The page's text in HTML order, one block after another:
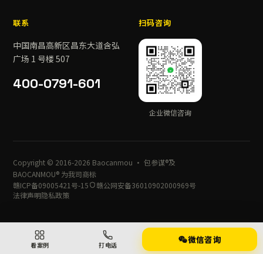
联系
中国南昌高新区昌东大道含弘
广场 1 号楼 507
400-0791-601
扫码咨询
企业微信咨询
Copyright © 2016-2026 Baocanmou · 包参谋®及
BAOCANMOU® 为我司商标
赣ICP备09005421号-15
赣公网安备36010902000969号
法律声明隐私政策
看案例 打电话 微信咨询